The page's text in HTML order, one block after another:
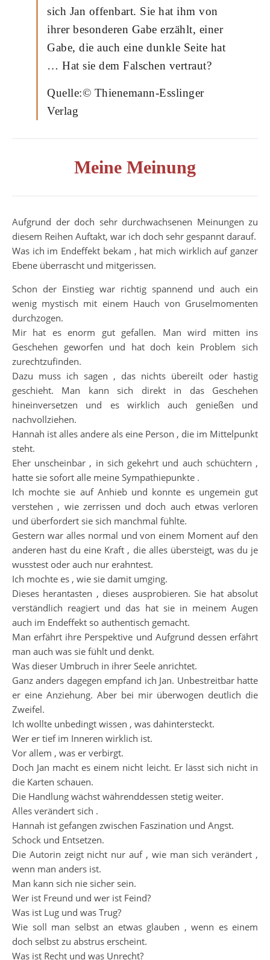
sich Jan offenbart. Sie hat ihm von
ihrer besonderen Gabe erzählt, einer
Gabe, die auch eine dunkle Seite hat
… Hat sie dem Falschen vertraut?
Quelle:© Thienemann-Esslinger
Verlag
Meine Meinung
Aufgrund der doch sehr durchwachsenen Meinungen zu
diesem Reihen Auftakt, war ich doch sehr gespannt darauf.
Was ich im Endeffekt bekam , hat mich wirklich auf ganzer
Ebene überrascht und mitgerissen.
Schon der Einstieg war richtig spannend und auch ein
wenig mystisch mit einem Hauch von Gruselmomenten
durchzogen.
Mir hat es enorm gut gefallen. Man wird mitten ins
Geschehen geworfen und hat doch kein Problem sich
zurechtzufinden.
Dazu muss ich sagen , das nichts übereilt oder hastig
geschieht. Man kann sich direkt in das Geschehen
hineinversetzen und es wirklich auch genießen und
nachvollziehen.
Hannah ist alles andere als eine Person , die im Mittelpunkt
steht.
Eher unscheinbar , in sich gekehrt und auch schüchtern ,
hatte sie sofort alle meine Sympathiepunkte .
Ich mochte sie auf Anhieb und konnte es ungemein gut
verstehen , wie zerrissen und doch auch etwas verloren
und überfordert sie sich manchmal fühlte.
Gestern war alles normal und von einem Moment auf den
anderen hast du eine Kraft , die alles übersteigt, was du je
wusstest oder auch nur erahntest.
Ich mochte es , wie sie damit umging.
Dieses herantasten , dieses ausprobieren. Sie hat absolut
verständlich reagiert und das hat sie in meinem Augen
auch im Endeffekt so authentisch gemacht.
Man erfährt ihre Perspektive und Aufgrund dessen erfährt
man auch was sie fühlt und denkt.
Was dieser Umbruch in ihrer Seele anrichtet.
Ganz anders dagegen empfand ich Jan. Unbestreitbar hatte
er eine Anziehung. Aber bei mir überwogen deutlich die
Zweifel.
Ich wollte unbedingt wissen , was dahintersteckt.
Wer er tief im Inneren wirklich ist.
Vor allem , was er verbirgt.
Doch Jan macht es einem nicht leicht. Er lässt sich nicht in
die Karten schauen.
Die Handlung wächst währenddessen stetig weiter.
Alles verändert sich .
Hannah ist gefangen zwischen Faszination und Angst.
Schock und Entsetzen.
Die Autorin zeigt nicht nur auf , wie man sich verändert ,
wenn man anders ist.
Man kann sich nie sicher sein.
Wer ist Freund und wer ist Feind?
Was ist Lug und was Trug?
Wie soll man selbst an etwas glauben , wenn es einem
doch selbst zu abstrus erscheint.
Was ist Recht und was Unrecht?